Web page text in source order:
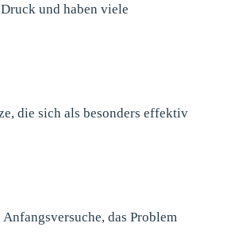
und haben viele
die sich als besonders effektiv
das Problem